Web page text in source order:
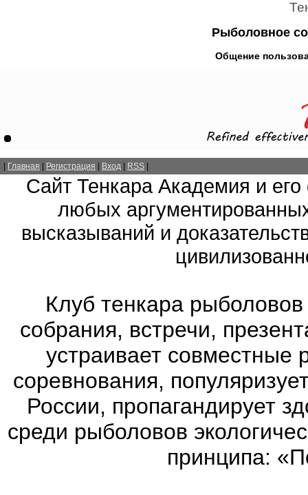
Рыболовное
Общение
Главная Регистрация Вход RSS
Сайт Тенкара Академия и
любых
высказываний и
Клуб тенкара
собрания, встречи,
устраивает
соревнования,
России, пропагандирует
среди рыболовов
принципа: